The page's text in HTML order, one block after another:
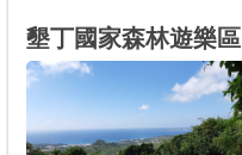
墾丁國家森林遊樂區